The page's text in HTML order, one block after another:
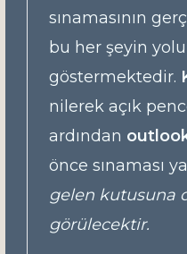
sınamasının
bu her şeyin
göstermektedir.
nilerek açık
ardından
önce sınaması
gelen kutusuna
görülecektir.